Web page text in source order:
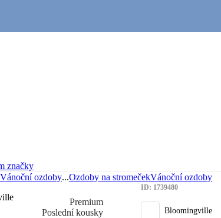
značky
Vánoční ozdoby...Ozdoby na stromečekVánoční ozdoby
Premium
Poslední kousky
ID: 1739480
Bloomingville